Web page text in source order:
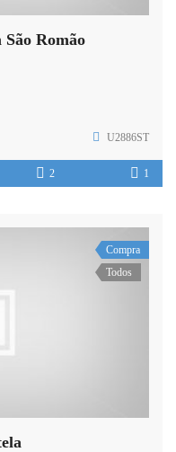
Romão
U2886ST
2 1
Compra
Todos